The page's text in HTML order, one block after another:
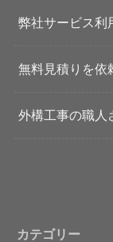
弊社サービス利
無料見積りを依
外構工事の職人
カテゴリー